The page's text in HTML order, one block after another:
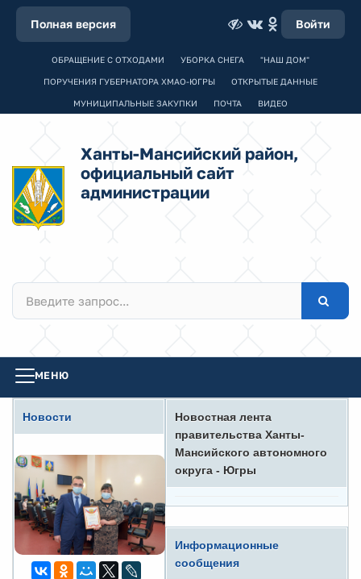
Полная версия Войти
ОБРАЩЕНИЕ С ОТХОДАМИ УБОРКА СНЕГА "НАШ ДОМ"
ПОРУЧЕНИЯ ГУБЕРНАТОРА ХМАО-ЮГРЫ ОТКРЫТЫЕ ДАННЫЕ
МУНИЦИПАЛЬНЫЕ ЗАКУПКИ ПОЧТА ВИДЕО
Ханты-Мансийский район,
официальный сайт
администрации
МЕНЮ
Новости
Новостная лента
правительства Ханты-
Мансийского автономного
округа - Югры
Информационные
сообщения